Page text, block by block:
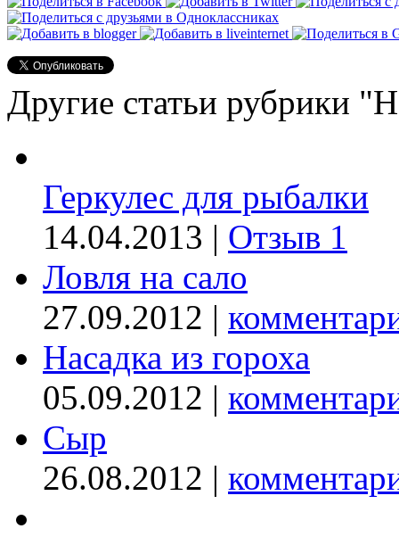
Другие статьи рубрики
Геркулес для рыбалки
14.04.2013 | Отзыв 1
Ловля на сало
27.09.2012 |
Насадка из гороха
05.09.2012 |
Сыр
26.08.2012 |